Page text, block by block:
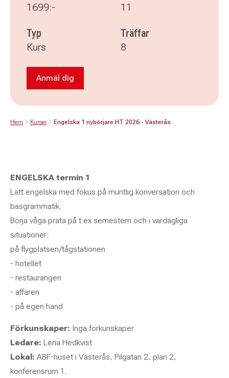
1699:-
11
Typ
Kurs
Träffar
8
Anmäl dig till Engelska 1 nybörjare HT 2026 -
Anmäl dig
Hem Kurser Engelska 1 nybörjare HT 2026 - Västerås
ENGELSKA termin 1
Lätt engelska med fokus på muntlig konversation och
basgrammatik.
Börja våga prata på t ex semestern och i vardagliga
situationer:
på flygplatsen/tågstationen
- hotellet
- restaurangen
- affären
- på egen hand
Förkunskaper: Inga förkunskaper
Ledare: Lena Hedkvist
Lokal: ABF-huset i Västerås, Pilgatan 2, plan 2,
konferensrum 1.